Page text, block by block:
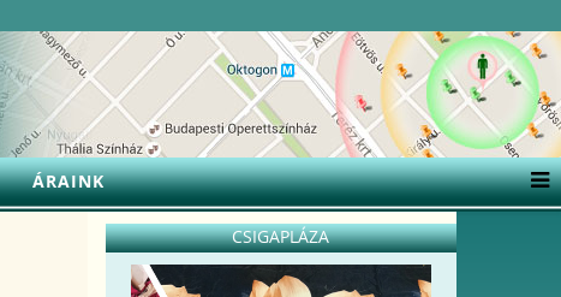
ÁRAINK
CSIGAPLÁZA